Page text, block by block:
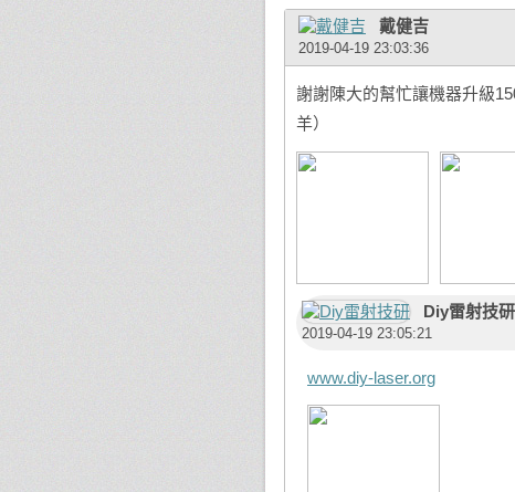
戴健吉
2019-04-19 23:03:36
謝謝陳大的幫忙讓機器升級
羊）
Diy雷射技研
2019-04-19 23:05:21
www.diy-laser.org